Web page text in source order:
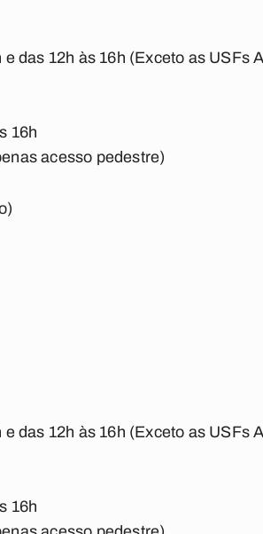
das 12h às 16h (Exceto as USFs
16h
acesso pedestre)
das 12h às 16h (Exceto as USFs
16h